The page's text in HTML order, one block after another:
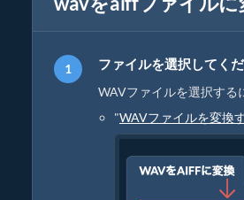
ファイルを選択してくだ
WAVファイルを選択する
"WAVファイルを変換